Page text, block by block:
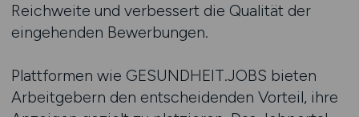
Reichweite und verbessert die Qualität der
eingehenden Bewerbungen.
Plattformen wie GESUNDHEIT.JOBS bieten
Arbeitgebern den entscheidenden Vorteil, ihre